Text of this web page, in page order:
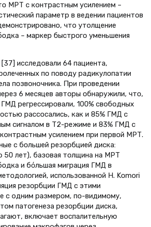
МРТ с контрастным усилением –
параметр в ведении пациентов
что утолщение
– маркер быстрого уменьшения
исследовали 64 пациента,
по поводу радикулопатии
позвоночника. При проведении
6 месяцев авторы обнаружили, что,
регрессировали, 100% свободных
рассосались, как и 85% ГМД с
сигналом в T2-режиме и 83% ГМД с
усилением при первой МРТ.
с большей резорбцией диска:
50 лет), базовая толщина на МРТ
и бόльшая миграция ГМД в
использованной H. Komori
резорбции ГМД с этими
с одним размером, по-видимому,
патогенеза резорбции диска,
включает воспалительную